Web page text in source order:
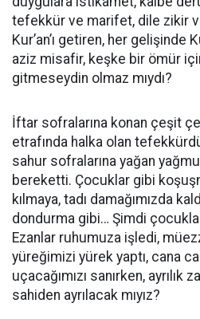
tefekkür ve marifet, dile zikir
Kur’an’ı getiren, her gelişinde
aziz misafir, keşke bir ömür
gitmeseydin olmaz mıydı?
İftar sofralarına konan çeşit
etrafında halka olan
sahur sofralarına yağan
bereketti. Çocuklar gibi
kılmaya, tadı damağımızda
dondurma gibi… Şimdi
Ezanlar ruhumuza işledi,
yüreğimizi yürek yaptı, cana
uçacağımızı sanırken, ayrılık
sahiden ayrılacak mıyız?